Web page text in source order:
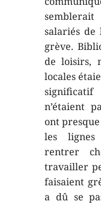
salariés
grève.
de loisirs,
locales
n’étaient
ont
les
rentrer
travailler
faisaient
a dû se